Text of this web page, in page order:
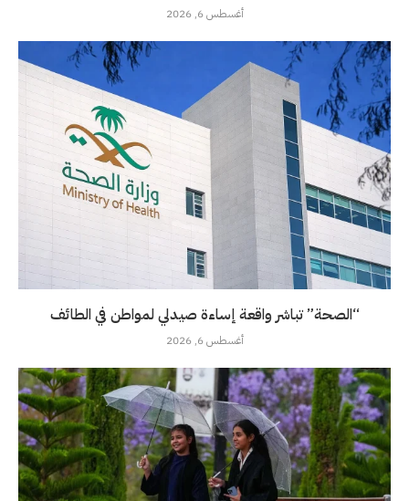
أغسطس 6, 2026
“الصحة” تباشر واقعة إساءة صيدلي لمواطن في الطائف
أغسطس 6, 2026